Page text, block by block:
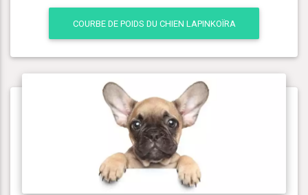
COURBE DE POIDS DU CHIEN LAPINKOÏRA